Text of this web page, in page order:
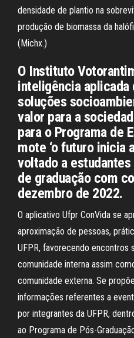
densidade de plantio na
produção de biomassa da
(Michx.)
O Instituto
inteligência aplicada
soluções
valor para a
para o Programa de
mote ‘o futuro inicia
voltado a
de graduação com
dezembro de 2022.
O aplicativo Ufpr ConVida se
aproximação de pessoas,
UFPR, favorecendo encontros
comunidade interna assim
comunidade externa. Se
informações referentes a
por integrantes da UFPR,
ao Programa de Pós-